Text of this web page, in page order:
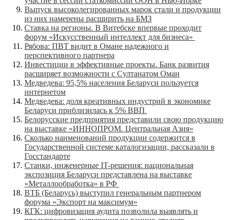
Выпуск высоколегированных марок стали и продукции
из них намерены расширить на БМЗ
Ставка на регионы. В Витебске впервые проходит
форум «Искусственный интеллект для бизнеса»
Рябова: ПВТ видит в Омане надежного и
перспективного партнера
Инвестиции в эффективные проекты. Банк развития
расширяет возможности с Султанатом Оман
Медведева: 95,5% населения Беларуси пользуется
интернетом
Медведева: доля креативных индустрий в экономике
Беларуси приблизилась к 5% ВВП
Белорусские предприятия представили свою продукцию
на выставке «ИННОПРОМ. Центральная Азия»
Сколько наименований продукции содержится в
Государственной системе каталогизации, рассказали в
Госстандарте
Станки, инженерные IT-решения: национальная
экспозиция Беларуси представлена на выставке
«Металлообработка» в РФ
ВТБ (Беларусь) выступил генеральным партнером
форума «Экспорт на максимум»
КГК: цифровизация аудита позволила выявлять и